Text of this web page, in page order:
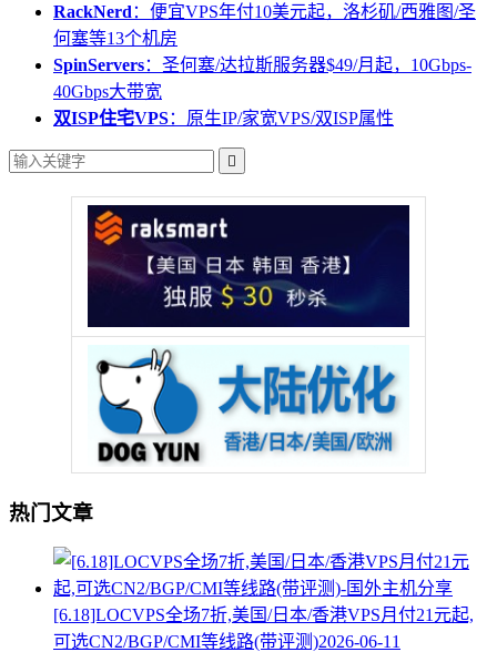
RackNerd ：便宜VPS年付10美元起，洛杉矶/西雅图/圣
何塞等13个机房
SpinServers：圣何塞/达拉斯服务器$49/月起，10Gbps-
40Gbps大带宽
双ISP住宅VPS：原生IP/家宽VPS/双ISP属性

热门文章
[6.18]LOCVPS全场7折,美国/日本/香港VPS月付21元起,
可选CN2/BGP/CMI等线路(带评测)2026-06-11